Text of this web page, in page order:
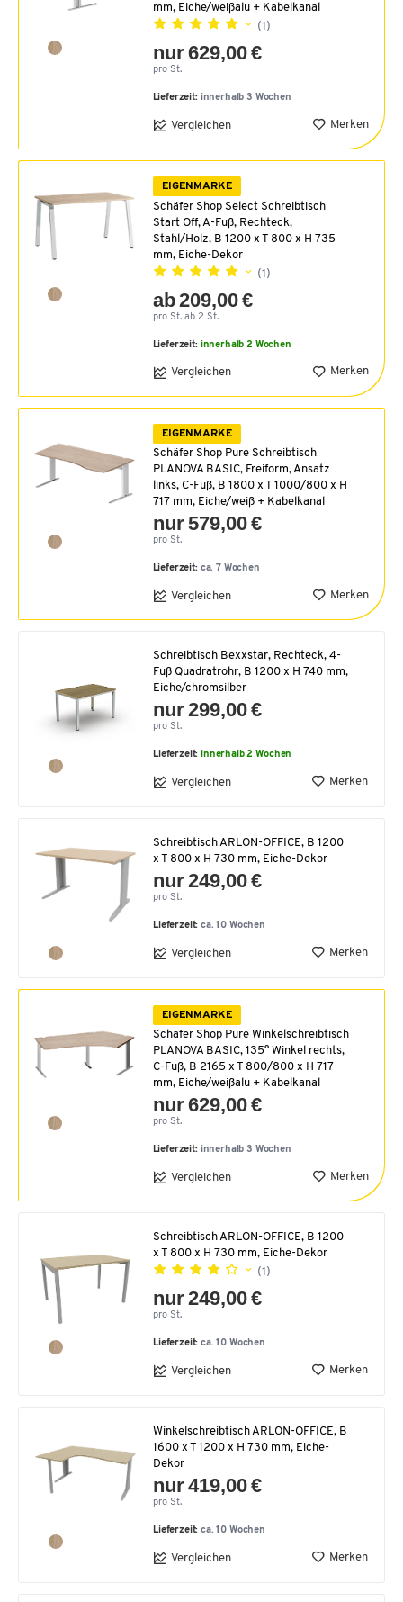
mm, Eiche/weißalu + Kabelkanal
(1)
nur 629,00 €
pro St.
Lieferzeit: innerhalb 3 Wochen
Vergleichen Merken
EIGENMARKE
Schäfer Shop Select Schreibtisch
Start Off, A-Fuß, Rechteck,
Stahl/Holz, B 1200 x T 800 x H 735
mm, Eiche-Dekor
(1)
ab 209,00 €
pro St. ab 2 St.
Lieferzeit: innerhalb 2 Wochen
Vergleichen Merken
EIGENMARKE
Schäfer Shop Pure Schreibtisch
PLANOVA BASIC, Freiform, Ansatz
links, C-Fuß, B 1800 x T 1000/800 x H
717 mm, Eiche/weiß + Kabelkanal
nur 579,00 €
pro St.
Lieferzeit: ca. 7 Wochen
Vergleichen Merken
Schreibtisch Bexxstar, Rechteck, 4-
Fuß Quadratrohr, B 1200 x H 740 mm,
Eiche/chromsilber
nur 299,00 €
pro St.
Lieferzeit:innerhalb 2 Wochen
Vergleichen Merken
Schreibtisch ARLON-OFFICE, B 1200
x T 800 x H 730 mm, Eiche-Dekor
nur 249,00 €
pro St.
Lieferzeit:ca. 10 Wochen
Vergleichen Merken
EIGENMARKE
Schäfer Shop Pure Winkelschreibtisch
PLANOVA BASIC, 135° Winkel rechts,
C-Fuß, B 2165 x T 800/800 x H 717
mm, Eiche/weißalu + Kabelkanal
nur 629,00 €
pro St.
Lieferzeit: innerhalb 3 Wochen
Vergleichen Merken
Schreibtisch ARLON-OFFICE, B 1200
x T 800 x H 730 mm, Eiche-Dekor
(1)
nur 249,00 €
pro St.
Lieferzeit:ca. 10 Wochen
Vergleichen Merken
Winkelschreibtisch ARLON-OFFICE, B
1600 x T 1200 x H 730 mm, Eiche-
Dekor
nur 419,00 €
pro St.
Lieferzeit:ca. 10 Wochen
Vergleichen Merken